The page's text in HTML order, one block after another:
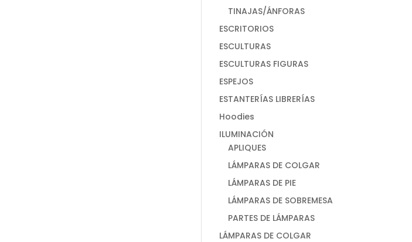
TINAJAS/ÁNFORAS
ESCRITORIOS
ESCULTURAS
ESCULTURAS FIGURAS
ESPEJOS
ESTANTERÍAS LIBRERÍAS
Hoodies
ILUMINACIÓN
APLIQUES
LÁMPARAS DE COLGAR
LÁMPARAS DE PIE
LÁMPARAS DE SOBREMESA
PARTES DE LÁMPARAS
LÁMPARAS DE COLGAR